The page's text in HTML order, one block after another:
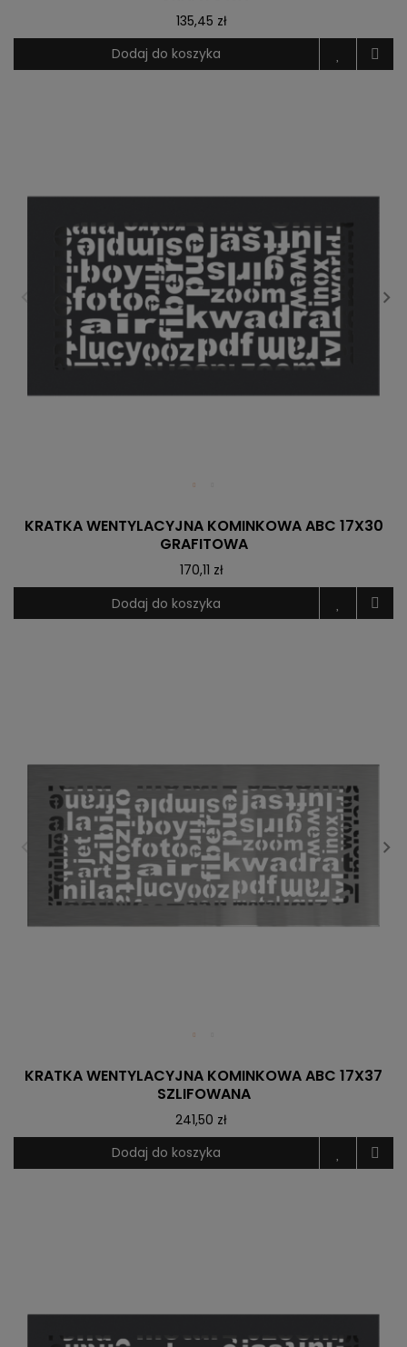
135,45 zł
Dodaj do koszyka
KRATKA WENTYLACYJNA KOMINKOWA ABC 17X30
GRAFITOWA
170,11 zł
Dodaj do koszyka
KRATKA WENTYLACYJNA KOMINKOWA ABC 17X37
SZLIFOWANA
241,50 zł
Dodaj do koszyka